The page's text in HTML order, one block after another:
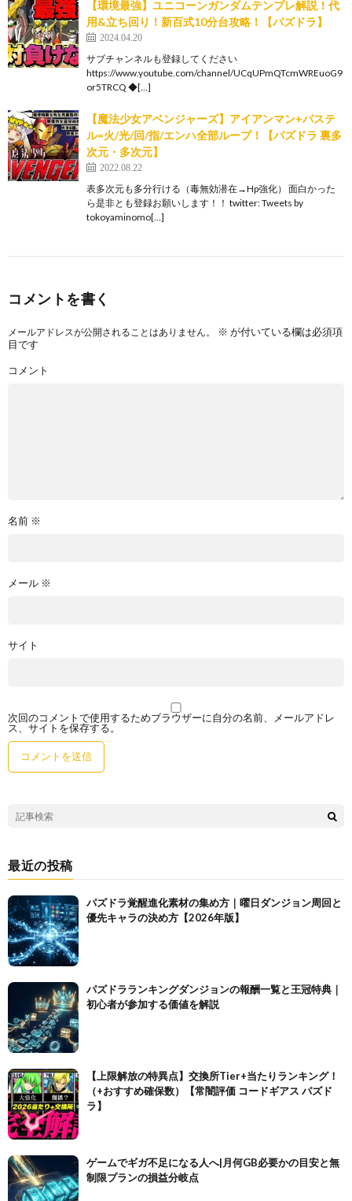
【環境最強】ユニコーンガンダムテンプレ解説！代
用&立ち回り！新百式10分台攻略！【パズドラ】
2024.04.20
サブチャンネルも登録してください
https://www.youtube.com/channel/UCqUPmQTcmWREuoG9
or5TRCQ ◆[…]
【魔法少女アベンジャーズ】アイアンマン+パステ
ル=火/光/回/指/エンハ全部ループ！【パズドラ 裏多
次元・多次元】
2022.08.22
表多次元も多分行ける（毒無効潜在→Hp強化） 面白かった
ら是非とも登録お願いします！！ twitter: Tweets by
tokoyaminomo[…]
コメントを書く
メールアドレスが公開されることはありません。 ※ が付いている欄は必須項
目です
コメント
名前 ※
メール ※
サイト
次回のコメントで使用するためブラウザーに自分の名前、メールアドレ
ス、サイトを保存する。
最近の投稿
パズドラ覚醒進化素材の集め方｜曜日ダンジョン周回と
優先キャラの決め方【2026年版】
パズドラランキングダンジョンの報酬一覧と王冠特典｜
初心者が参加する価値を解説
【上限解放の特異点】交換所Tier+当たりランキング！
（+おすすめ確保数）【常闇評価 コードギアス パズド
ラ】
ゲームでギガ不足になる人へ|月何GB必要かの目安と無
制限プランの損益分岐点